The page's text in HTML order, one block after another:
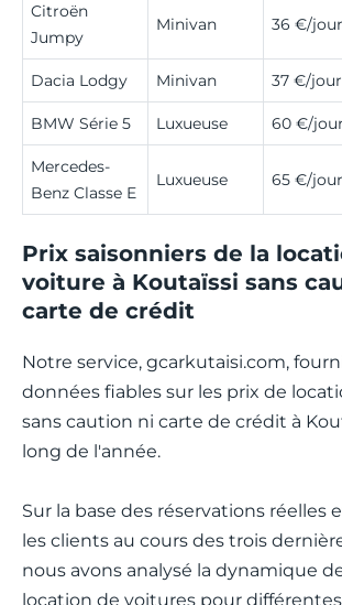
Citroën
Jumpy
Minivan 36 €/jour
Dacia Lodgy Minivan 37 €/jour
BMW Série 5 Luxueuse 60 €/jour
Mercedes-
Benz Classe E
Luxueuse 65 €/jour
Prix saisonniers de la
voiture à Koutaïssi sans
carte de crédit
Notre service, gcarkutaisi.com,
données fiables sur les prix de
sans caution ni carte de crédit à
long de l'année.
Sur la base des réservations réelles
les clients au cours des trois
nous avons analysé la dynamique
location de voitures pour